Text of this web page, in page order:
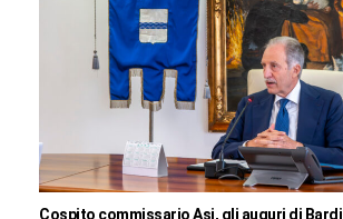
Cospito commissario Asi, gli auguri di Bardi